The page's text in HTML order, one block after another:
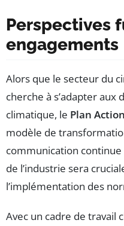
Perspectives
engagements
Alors que le secteur du
cherche à s’adapter aux
climatique, le Plan
modèle de
communication
de l’industrie sera
l’implémentation des
Avec un cadre de travail